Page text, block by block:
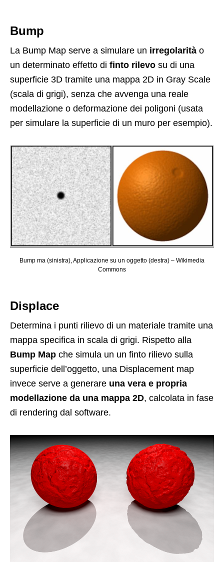
Bump
La Bump Map serve a simulare un irregolarità o
un determinato effetto di finto rilevo su di una
superficie 3D tramite una mappa 2D in Gray Scale
(scala di grigi), senza che avvenga una reale
modellazione o deformazione dei poligoni (usata
per simulare la superficie di un muro per esempio).
Bump ma (sinistra), Applicazione su un oggetto (destra) – Wikimedia
Commons
Displace
Determina i punti rilievo di un materiale tramite una
mappa specifica in scala di grigi. Rispetto alla
Bump Map che simula un un finto rilievo sulla
superficie dell’oggetto, una Displacement map
invece serve a generare una vera e propria
modellazione da una mappa 2D, calcolata in fase
di rendering dal software.